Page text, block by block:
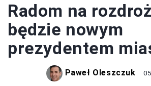
Radom na
będzie nowym
prezydentem
Paweł Oleszczuk